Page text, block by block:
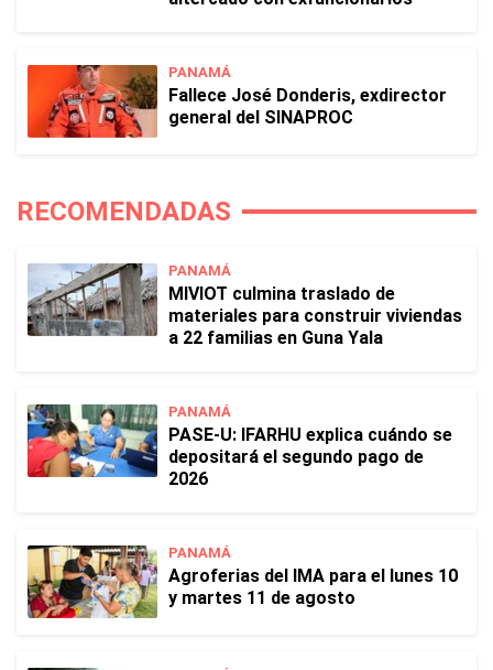
PANAMÁ
Fallece José Donderis, exdirector
general del SINAPROC
RECOMENDADAS
PANAMÁ
MIVIOT culmina traslado de
materiales para construir viviendas
a 22 familias en Guna Yala
PANAMÁ
PASE-U: IFARHU explica cuándo se
depositará el segundo pago de
2026
PANAMÁ
Agroferias del IMA para el lunes 10
y martes 11 de agosto